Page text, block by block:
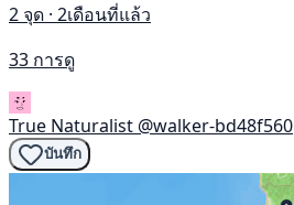
2 จุด · 2เดือนที่แล้ว
33 การดู
True Naturalist @walker-bd48f560
บันทึก